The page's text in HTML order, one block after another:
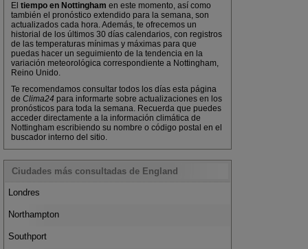
El tiempo en Nottingham en este momento, así como
también el pronóstico extendido para la semana, son
actualizados cada hora. Además, te ofrecemos un
historial de los últimos 30 días calendarios, con registros
de las temperaturas mínimas y máximas para que
puedas hacer un seguimiento de la tendencia en la
variación meteorológica correspondiente a Nottingham,
Reino Unido.
Te recomendamos consultar todos los días esta página
de Clima24 para informarte sobre actualizaciones en los
pronósticos para toda la semana. Recuerda que puedes
acceder directamente a la información climática de
Nottingham escribiendo su nombre o código postal en el
buscador interno del sitio.
Ciudades más consultadas de England
Londres
Northampton
Southport